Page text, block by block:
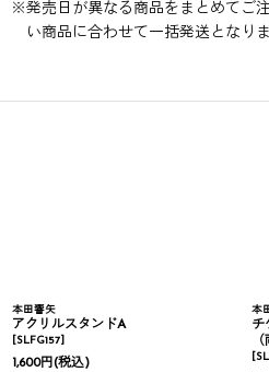
※発売日が異なる商品をまとめてご
い商品に合わせて一括発送となりま
本田響矢
アクリルスタンドA
[SLFG157]
1,600円(税込)
本
チ
[